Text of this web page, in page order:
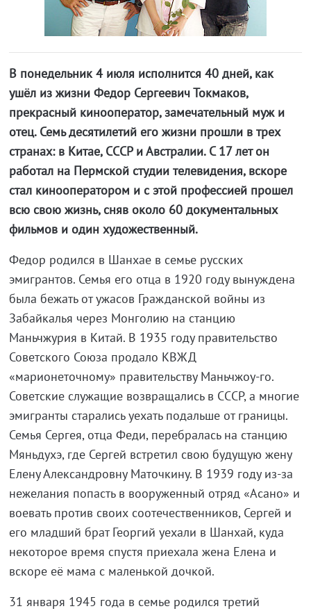
В понедельник 4 июля исполнится 40 дней, как
ушёл из жизни Федор Сергеевич Токмаков,
прекрасный кинооператор, замечательный муж и
отец. Семь десятилетий его жизни прошли в трех
странах: в Китае, СССР и Австралии. С 17 лет он
работал на Пермской студии телевидения, вскоре
стал кинооператором и с этой профессией прошел
всю свою жизнь, сняв около 60 документальных
фильмов и один художественный.
Федор родился в Шанхае в семье русских
эмигрантов. Семья его отца в 1920 году вынуждена
была бежать от ужасов Гражданской войны из
Забайкалья через Монголию на станцию
Маньчжурия в Китай. В 1935 году правительство
Советского Союза продало КВЖД
«марионеточному» правительству Маньчжоу-го.
Советские служащие возвращались в СССР, а многие
эмигранты старались уехать подальше от границы.
Семья Сергея, отца Феди, перебралась на станцию
Мяньдухэ, где Сергей встретил свою будущую жену
Елену Александровну Маточкину. В 1939 году из-за
нежелания попасть в вооруженный отряд «Асано» и
воевать против своих соотечественников, Сергей и
его младший брат Георгий уехали в Шанхай, куда
некоторое время спустя приехала жена Елена и
вскоре её мама с маленькой дочкой.
31 января 1945 года в семье родился третий